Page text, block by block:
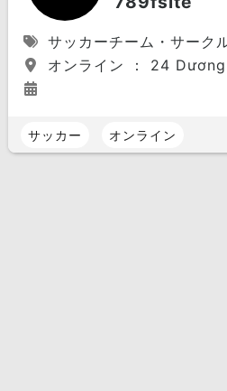
サッカーチーム・サーク
オンライン ： 24
サッカー オンライン